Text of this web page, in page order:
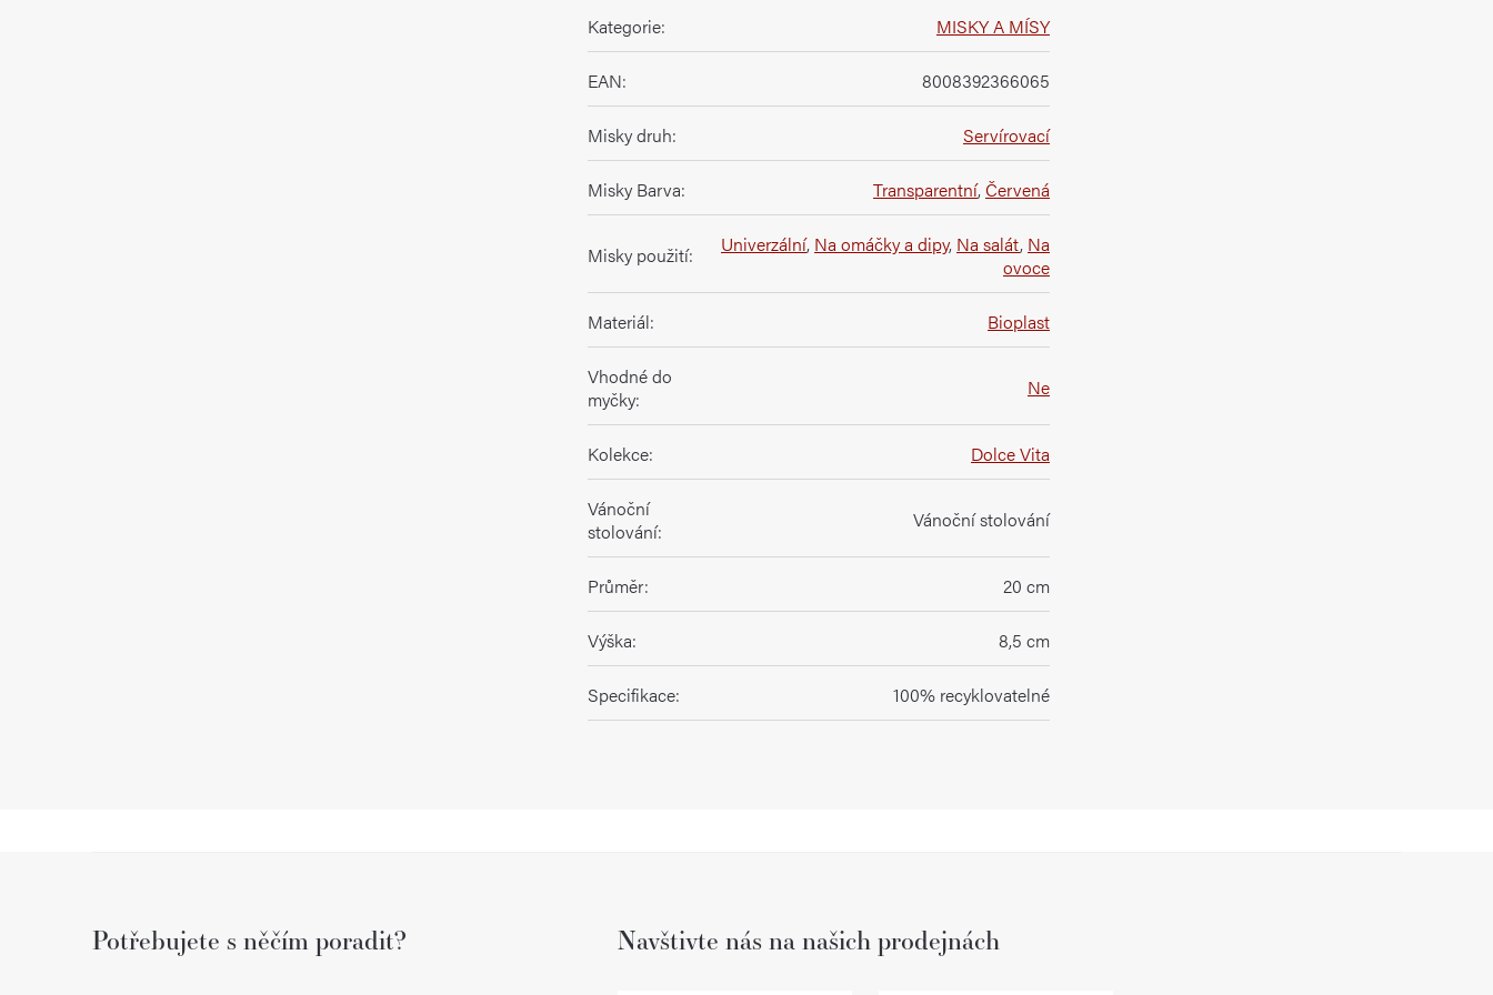
Kategorie: MISKY A MÍSY
EAN: 8008392366065
Misky druh: Servírovací
Misky Barva: Transparentní,Červená
Misky použití: Univerzální, Na omáčky a dipy, Na salát, Na
ovoce
Materiál: Bioplast
Vhodné do
myčky: Ne
Kolekce: Dolce Vita
Vánoční
stolování: Vánoční stolování
Průměr: 20 cm
Výška: 8,5 cm
Specifikace: 100% recyklovatelné
Potřebujete s něčím poradit? Navštivte nás na našich prodejnách